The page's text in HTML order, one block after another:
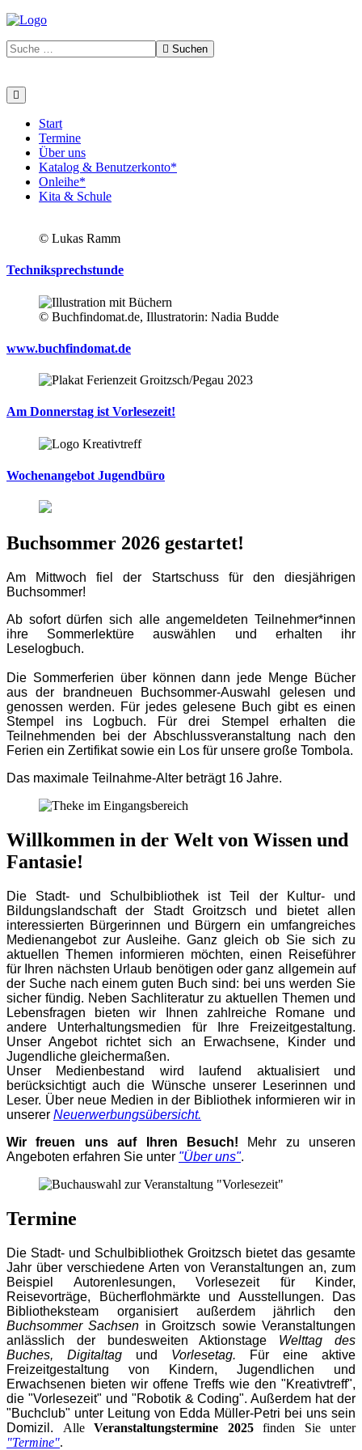
Suchen
Start
Termine
Über uns
Katalog & Benutzerkonto*
Onleihe*
Kita & Schule
© Lukas Ramm
Techniksprechstunde
© Buchfindomat.de, Illustratorin: Nadia Budde
www.buchfindomat.de
Am Donnerstag ist Vorlesezeit!
Wochenangebot Jugendbüro
Buchsommer 2026 gestartet!
Am Mittwoch fiel der Startschuss für den diesjährigen
Buchsommer!
Ab sofort dürfen sich alle angemeldeten Teilnehmer*innen
ihre Sommerlektüre auswählen und erhalten ihr
Leselogbuch.
Die Sommerferien über können dann jede Menge Bücher
aus der brandneuen Buchsommer-Auswahl gelesen und
genossen werden. Für jedes gelesene Buch gibt es einen
Stempel ins Logbuch. Für drei Stempel erhalten die
Teilnehmenden bei der Abschlussveranstaltung nach den
Ferien ein Zertifikat sowie ein Los für unsere große Tombola.
Das maximale Teilnahme-Alter beträgt 16 Jahre.
Willkommen in der Welt von Wissen und
Fantasie!
Die Stadt- und Schulbibliothek ist Teil der Kultur- und
Bildungslandschaft der Stadt Groitzsch und bietet allen
interessierten Bürgerinnen und Bürgern ein umfangreiches
Medienangebot zur Ausleihe. Ganz gleich ob Sie sich zu
aktuellen Themen informieren möchten, einen Reiseführer
für Ihren nächsten Urlaub benötigen oder ganz allgemein auf
der Suche nach einem guten Buch sind: bei uns werden Sie
sicher fündig. Neben Sachliteratur zu aktuellen Themen und
Lebensfragen bieten wir Ihnen zahlreiche Romane und
andere Unterhaltungsmedien für Ihre Freizeitgestaltung.
Unser Angebot richtet sich an Erwachsene, Kinder und
Jugendliche gleichermaßen.
Unser Medienbestand wird laufend aktualisiert und
berücksichtigt auch die Wünsche unserer Leserinnen und
Leser. Über neue Medien in der Bibliothek informieren wir in
unserer Neuerwerbungsübersicht.
Wir freuen uns auf Ihren Besuch!
Mehr zu unseren
Angeboten erfahren Sie unter "Über uns".
Termine
Die Stadt- und Schulbibliothek Groitzsch bietet das gesamte
Jahr über verschiedene Arten von Veranstaltungen an, zum
Beispiel Autorenlesungen, Vorlesezeit für Kinder,
Reisevorträge, Bücherflohmärkte und Ausstellungen. Das
Bibliotheksteam organisiert außerdem jährlich den
Buchsommer Sachsen in Groitzsch sowie Veranstaltungen
anlässlich der bundesweiten Aktionstage Welttag des
Buches, Digitaltag und Vorlesetag.
Für eine aktive
Freizeitgestaltung von Kindern, Jugendlichen und
Erwachsenen bieten wir offene Treffs wie den "Kreativtreff",
die "Vorlesezeit" und "Robotik & Coding". Außerdem hat der
"Buchclub" unter Leitung von Edda Müller-Petri bei uns sein
Domizil. Alle Veranstaltungstermine 2025finden Sie unter
"Termine".